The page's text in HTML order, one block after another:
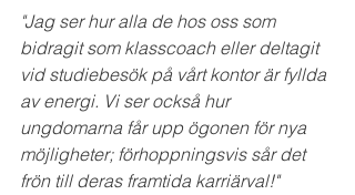
"Jag ser hur alla de hos oss som
bidragit som klasscoach eller deltagit
vid studiebesök på vårt kontor är fyllda
av energi. Vi ser också hur
ungdomarna får upp ögonen för nya
möjligheter; förhoppningsvis sår det
frön till deras framtida karriärval!"